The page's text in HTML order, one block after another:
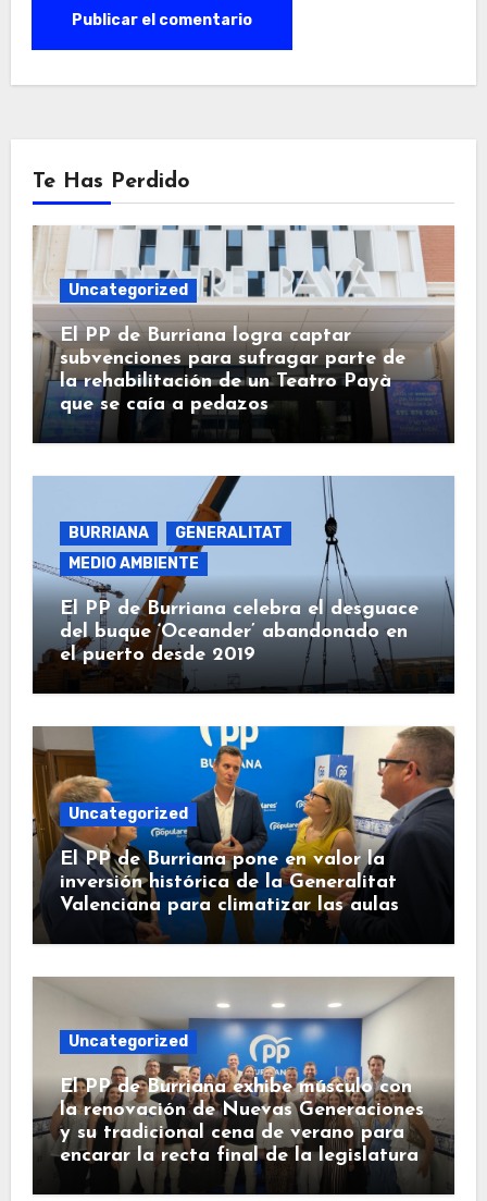
Te Has Perdido
Uncategorized
El PP de Burriana logra captar
subvenciones para sufragar parte de
la rehabilitación de un Teatro Payà
que se caía a pedazos
BURRIANA
GENERALITAT
MEDIO AMBIENTE
El PP de Burriana celebra el desguace
del buque ‘Oceander’ abandonado en
el puerto desde 2019
Uncategorized
El PP de Burriana pone en valor la
inversión histórica de la Generalitat
Valenciana para climatizar las aulas
Uncategorized
El PP de Burriana exhibe músculo con
la renovación de Nuevas Generaciones
y su tradicional cena de verano para
encarar la recta final de la legislatura